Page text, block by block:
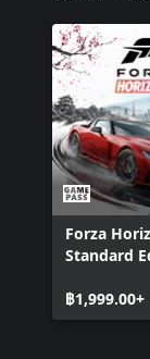
Forza
400 GT
Forza
EVO
Forza
Forza
Forza
Forza
Forza
Forza
Forza
Forza
Forza
Standard
฿1,999.00+